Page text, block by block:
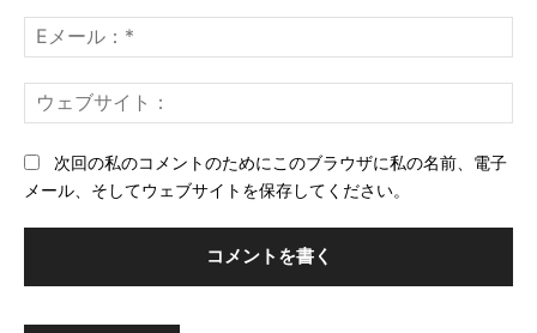
ト：
*
メ
ー
*ェ
次回の私のコメントのためにこのブラウザに私の名前、電子
メール、そしてウェブサイトを保存してください。